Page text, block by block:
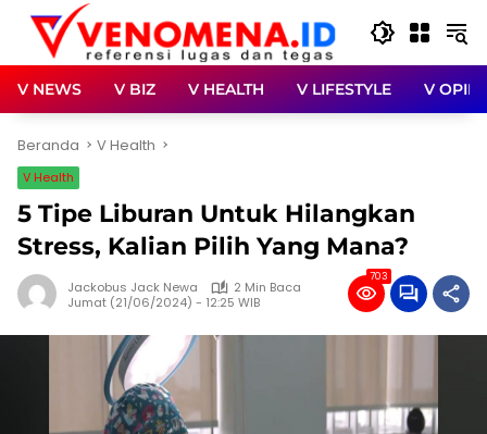
Langsung
konten
V NEWS V BIZ V HEALTH V LIFESTYLE V OPINI
Beranda V Health
V Health
5 Tipe Liburan Untuk Hilangkan
Stress, Kalian Pilih Yang Mana?
Jackobus Jack Newa
2 Min Baca
Jumat (21/06/2024) - 12:25 WIB
703